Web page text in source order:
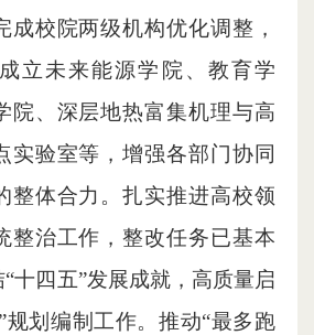
成校院两级机构优化调整，
立未来能源学院、教育学
院、深层地热富集机理与高
实验室等，增强各部门协同
整体合力。扎实推进高校领
整治工作，整改任务已基本
十四五”发展成就，高质量启
规划编制工作。推动“最多跑